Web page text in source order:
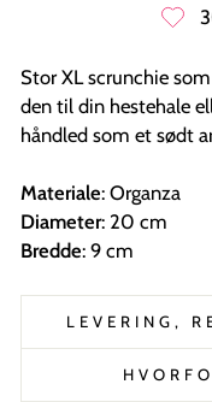
Stor XL scrunchie
den til din hestehale
håndled som et sødt
Materiale: Organza
Diameter: 20 cm
Bredde: 9 cm
LEVERING,